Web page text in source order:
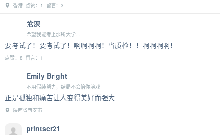
香港 点赞：1 留言：3
沧溟
希望我能考上那所大学...
要考试了！要考试了！啊啊啊啊！省质检！！啊啊啊啊！
点赞：8 留言：1
Emily Bright
不用假装努力，结局不会陪你演戏
正是孤独和痛苦让人变得美好而强大
陕西省西安市
printscr21